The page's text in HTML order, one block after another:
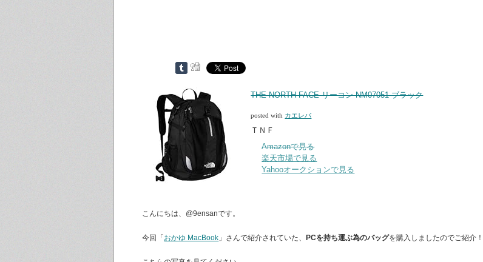
THE NORTH FACE リーコン NM07051 ブラック
posted with カエレバ
ＴＮＦ
Amazonで見る
楽天市場で見る
Yahooオークションで見る
こんにちは、@9ensanです。
今回「 おかゆ MacBook 」さんで紹介されていた、 PCを持ち運ぶ為のバッグを購入しましたのでご紹介！